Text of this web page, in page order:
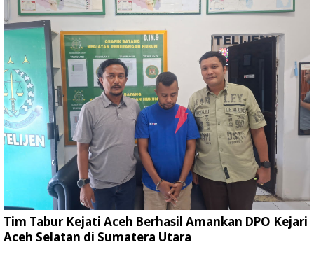
Tim Tabur Kejati Aceh Berhasil Amankan DPO Kejari
Aceh Selatan di Sumatera Utara